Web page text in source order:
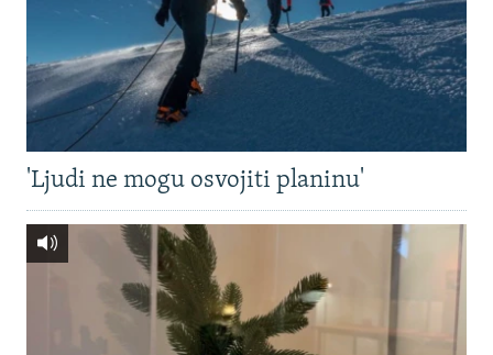
'Ljudi ne mogu osvojiti planinu'